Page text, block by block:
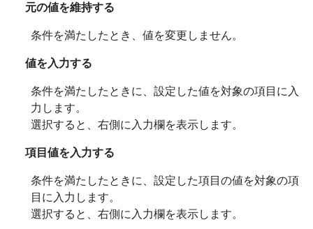
元の値を維持する
条件を満たしたとき、値を変更しません。
値を入力する
条件を満たしたときに、設定した値を対象の項目に入
力します。
選択すると、右側に入力欄を表示します。
項目値を入力する
条件を満たしたときに、設定した項目の値を対象の項
目に入力します。
選択すると、右側に入力欄を表示します。